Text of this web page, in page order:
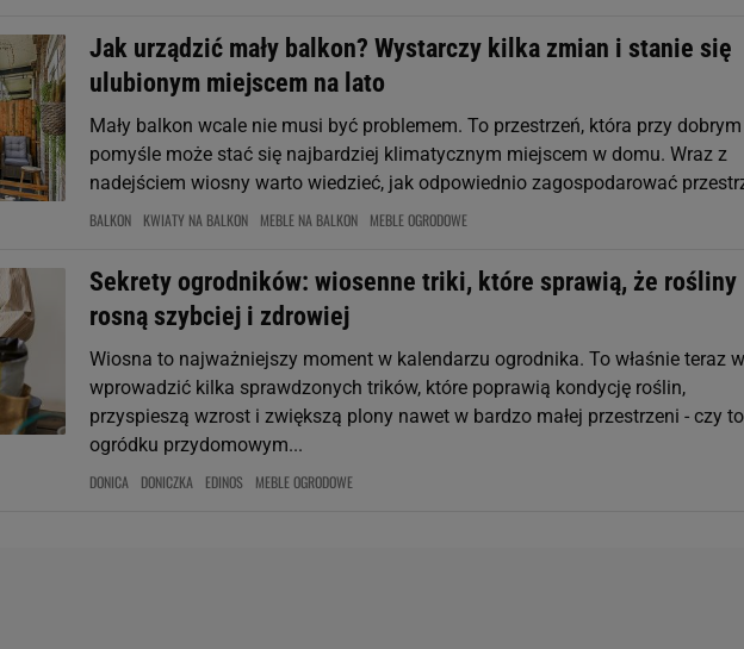
Jak urządzić mały balkon? Wystarczy kilka zmian i stanie się
ulubionym miejscem na lato
Mały balkon wcale nie musi być problemem. To przestrzeń, która przy dobrym
pomyśle może stać się najbardziej klimatycznym miejscem w domu. Wraz z
nadejściem wiosny warto wiedzieć, jak odpowiednio zagospodarować
BALKON KWIATY NA BALKON MEBLE NA BALKON MEBLE OGRODOWE
Sekrety ogrodników: wiosenne triki, które sprawią, że rośliny
rosną szybciej i zdrowiej
Wiosna to najważniejszy moment w kalendarzu ogrodnika. To właśnie teraz
wprowadzić kilka sprawdzonych trików, które poprawią kondycję roślin,
przyspieszą wzrost i zwiększą plony nawet w bardzo małej przestrzeni - czy
ogródku przydomowym...
DONICA DONICZKA EDINOS MEBLE OGRODOWE